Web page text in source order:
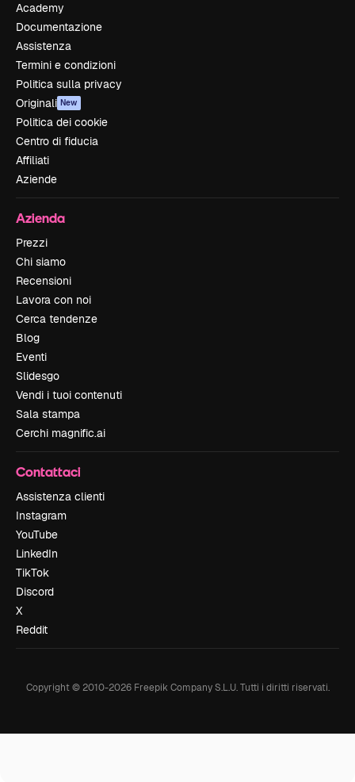
Academy
Documentazione
Assistenza
Termini e condizioni
Politica sulla privacy
Originali New
Politica dei cookie
Centro di fiducia
Affiliati
Aziende
Azienda
Prezzi
Chi siamo
Recensioni
Lavora con noi
Cerca tendenze
Blog
Eventi
Slidesgo
Vendi i tuoi contenuti
Sala stampa
Cerchi magnific.ai
Contattaci
Assistenza clienti
Instagram
YouTube
LinkedIn
TikTok
Discord
X
Reddit
Copyright © 2010-2026Freepik Company S.L.U. Tutti i diritti riservati.